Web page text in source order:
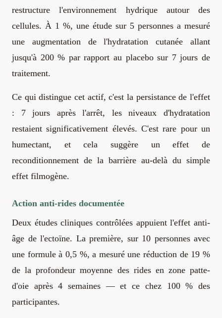
restructure l'environnement hydrique autour des
cellules. À 1 %, une étude sur 5 personnes a mesuré
une augmentation de l'hydratation cutanée allant
jusqu'à 200 % par rapport au placebo sur 7 jours de
traitement.
Ce qui distingue cet actif, c'est la persistance de l'effet
: 7 jours après l'arrêt, les niveaux d'hydratation
restaient significativement élevés. C'est rare pour un
humectant, et cela suggère un effet de
reconditionnement de la barrière au-delà du simple
effet filmogène.
Action anti-rides documentée
Deux études cliniques contrôlées appuient l'effet anti-
âge de l'ectoïne. La première, sur 10 personnes avec
une formule à 0,5 %, a mesuré une réduction de 19 %
de la profondeur moyenne des rides en zone patte-
d'oie après 4 semaines — et ce chez 100 % des
participantes.